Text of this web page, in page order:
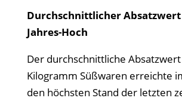
Durchschnittlicher Absatzwert
Jahres-Hoch
Der durchschnittliche
Kilogramm Süßwaren erreichte
den höchsten Stand der letzten